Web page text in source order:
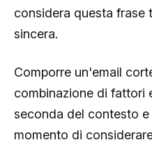
considera questa
sincera.
Comporre un'email
combinazione di fattori
seconda del contesto
momento di